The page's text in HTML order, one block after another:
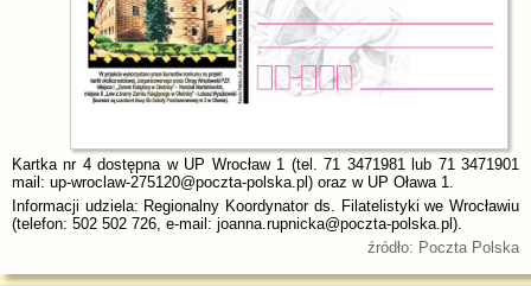
Kartka nr 4 dostępna w UP Wrocław 1 (tel. 71 3471981 lub 71 3471901
mail: up-wroclaw-275120@poczta-polska.pl) oraz w UP Oława 1.
Informacji udziela: Regionalny Koordynator ds. Filatelistyki we Wrocławiu
(telefon: 502 502 726, e-mail: joanna.rupnicka@poczta-polska.pl).
źródło: Poczta Polska